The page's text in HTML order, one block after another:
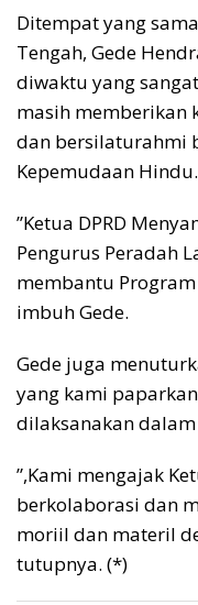
Ditempat yang
Tengah, Gede
diwaktu yang
masih memberikan
dan bersilaturahmi
Kepemudaan Hindu.
”Ketua DPRD
Pengurus Peradah
membantu
imbuh Gede.
Gede juga
yang kami
dilaksanakan
”,Kami mengajak
berkolaborasi dan
moriil dan materil
tutupnya. (*)